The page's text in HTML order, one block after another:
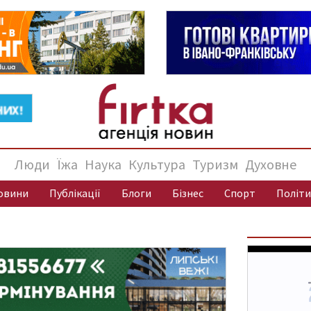
Люди Їжа Наука Культура Туризм Духовне
Публікації Блоги Бізнес Спорт